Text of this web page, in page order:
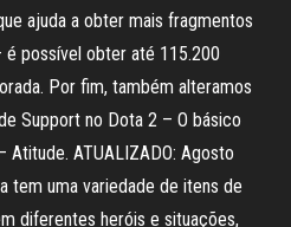
ajuda a obter mais fragmentos
possível obter até 115.200
Por fim, também alteramos
Support no Dota 2 – O básico
Atitude. ATUALIZADO: Agosto
tem uma variedade de itens de
diferentes heróis e situações,